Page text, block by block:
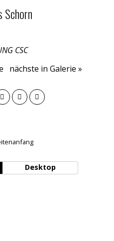
Schorn
CSC
nächste in Galerie »
Desktop